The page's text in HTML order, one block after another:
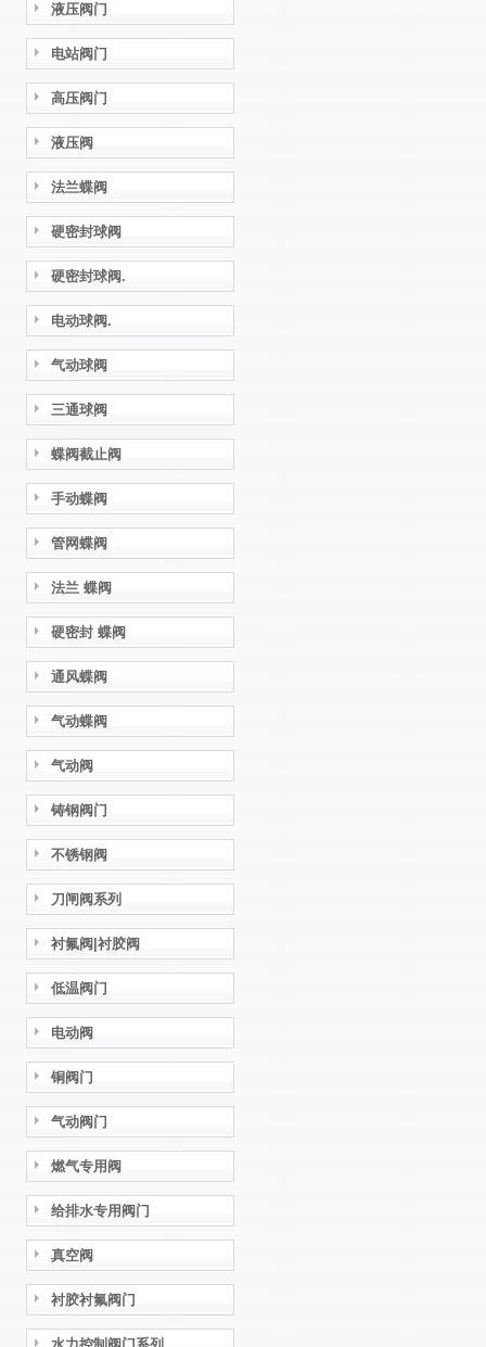
液压阀门
电站阀门
高压阀门
液压阀
法兰蝶阀
硬密封球阀
硬密封球阀.
电动球阀.
气动球阀
三通球阀
蝶阀截止阀
手动蝶阀
管网蝶阀
法兰 蝶阀
硬密封 蝶阀
通风蝶阀
气动蝶阀
气动阀
铸钢阀门
不锈钢阀
刀闸阀系列
衬氟阀|衬胶阀
低温阀门
电动阀
铜阀门
气动阀门
燃气专用阀
给排水专用阀门
真空阀
衬胶衬氟阀门